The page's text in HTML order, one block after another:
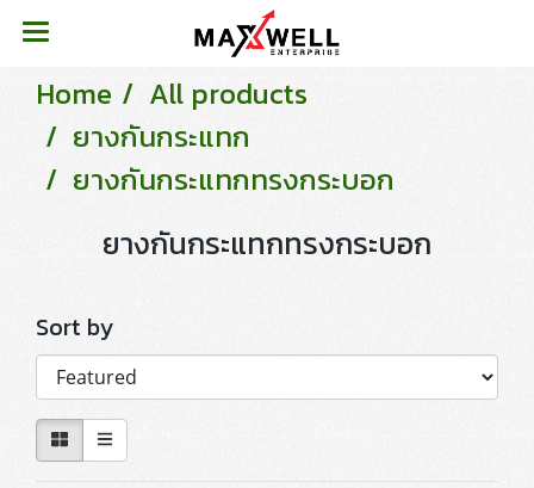
Home
All products
ยางกันกระแทก
ยางกันกระแทกทรงกระบอก
ยางกันกระแทกทรงกระบอก
Sort by